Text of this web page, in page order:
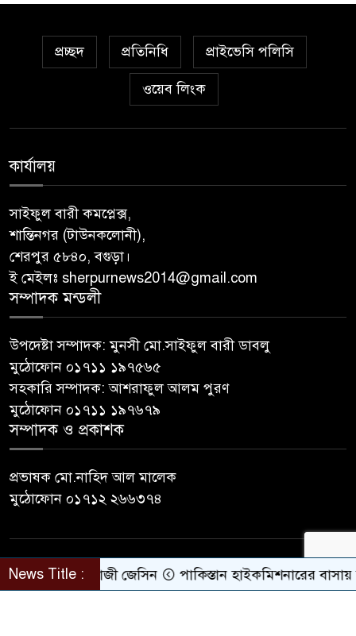
প্রচ্ছদ প্রতিনিধি প্রাইভেসি পলিসি
ওয়েব লিংক
কার্যালয়
সাইফুল বারী কমপ্লেক্স,
শান্তিনগর (টাউনকলোনী),
শেরপুর ৫৮৪০, বগুড়া।
ই মেইলঃ sherpurnews2014@gmail.com
সম্পাদক মন্ডলী
উপদেষ্টা সম্পাদক: মুনসী মো.সাইফুল বারী ডাবলু
মুঠোফোন ০১৭১১ ১৯৭৫৬৫
সহকারি সম্পাদক: আশরাফুল আলম পুরণ
মুঠোফোন ০১৭১১ ১৯৭৬৭৯
সম্পাদক ও প্রকাশক
প্রভাষক মো.নাহিদ আল মালেক
মুঠোফোন ০১৭১২ ২৬৬৩৭৪
© All rights reserved © sherpurnews24
Developer Contact
News Title :কাজী জেসিন পাকিস্তান হাইকমিশনারের বাসায়